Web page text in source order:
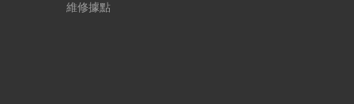
維修據點